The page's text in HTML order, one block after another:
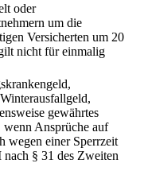
oder
um die
Versicherten um 20
nicht für einmalig
gewährtes
Ansprüche auf
wegen einer Sperrzeit
§ 31 des Zweiten